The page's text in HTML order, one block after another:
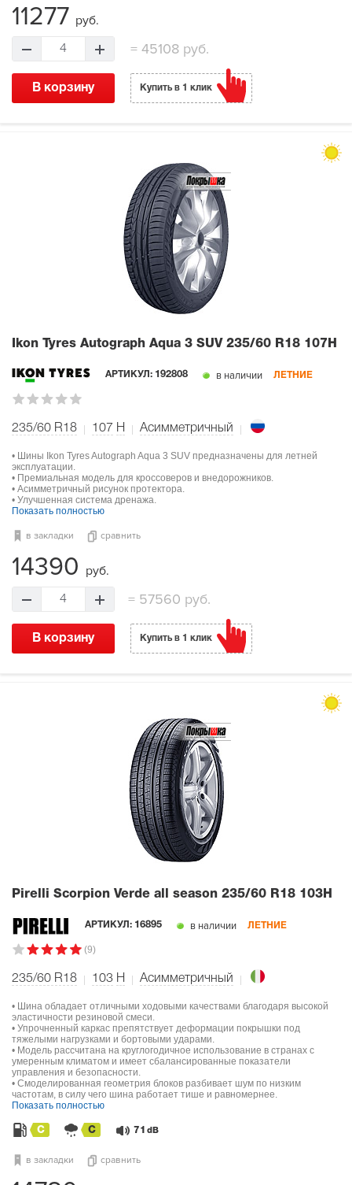
11277 руб.
4 =45108 руб.
В корзину Купить в 1 клик
Ikon Tyres Autograph Aqua 3 SUV 235/60 R18 107H
АРТИКУЛ: 192808 в наличии ЛЕТНИЕ
235/60 R18 107 H Асимметричный
• Шины Ikon Tyres Autograph Aqua 3 SUV предназначены для летней
эксплуатации.
• Премиальная модель для кроссоверов и внедорожников.
• Асимметричный рисунок протектора.
• Улучшенная система дренажа.
Показать полностью
в закладки сравнить
14390 руб.
4 = 57560 руб.
В корзину Купить в 1 клик
Pirelli Scorpion Verde all season 235/60 R18 103H
АРТИКУЛ: 16895 в наличии ЛЕТНИЕ
(9)
235/60 R18 103 H Асимметричный
• Шина обладает отличными ходовыми качествами благодаря высокой
эластичности резиновой смеси.
• Упрочненный каркас препятствует деформации покрышки под
тяжелыми нагрузками и бортовыми ударами.
• Модель рассчитана на круглогодичное использование в странах с
умеренным климатом и имеет сбалансированные показатели
управления и безопасности.
• Смоделированная геометрия блоков разбивает шум по низким
частотам, в силу чего шина работает тише и равномернее.
Показать полностью
C C 71 dB
в закладки сравнить